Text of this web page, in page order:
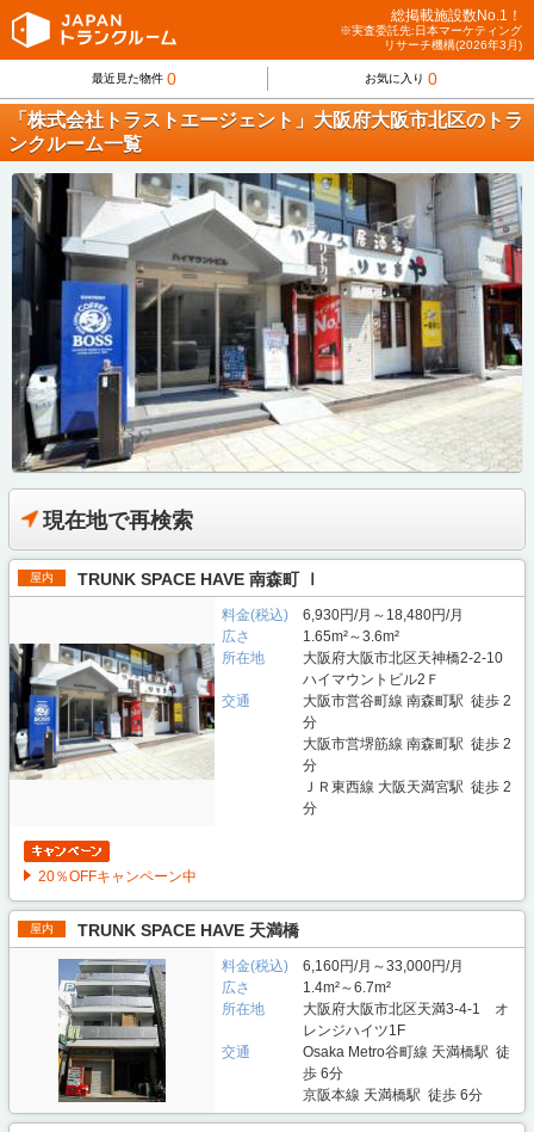
総掲載施設数No.1！
※実査委託先:日本マーケティング
リサーチ機構(2026年3月)
最近見た物件 0 お気に入り 0
「株式会社トラストエージェント」大阪府大阪市北区のトラ
ンクルーム一覧
現在地で再検索
屋内 TRUNK SPACE HAVE 南森町 Ⅰ
料金(税込)
6,930円/月～18,480円/月
広さ
1.65m²～3.6m²
所在地
大阪府大阪市北区天神橋2-2-10
ハイマウントビル2Ｆ
交通
大阪市営谷町線 南森町駅 徒歩 2
分
大阪市営堺筋線 南森町駅 徒歩 2
分
ＪＲ東西線 大阪天満宮駅 徒歩 2
分
20％OFFキャンペーン中
屋内 TRUNK SPACE HAVE 天満橋
料金(税込)
6,160円/月～33,000円/月
広さ
1.4m²～6.7m²
所在地
大阪府大阪市北区天満3-4-1 オ
レンジハイツ1F
交通
Osaka Metro谷町線 天満橋駅 徒
歩 6分
京阪本線 天満橋駅 徒歩 6分